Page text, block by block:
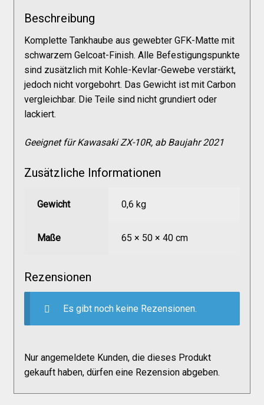
Mein Konto
Allgemeine Geschäftsbedingungen
FAQs
Versandkosten
Widerruf
Zahlungsarten
Beschreibung
Komplette Tankhaube aus gewebter GFK-Matte mit
schwarzem Gelcoat-Finish. Alle Befestigungspunkte
sind zusätzlich mit Kohle-Kevlar-Gewebe verstärkt,
jedoch nicht vorgebohrt. Das Gewicht ist mit Carbon
vergleichbar. Die Teile sind nicht grundiert oder
lackiert.
Geeignet für Kawasaki ZX-10R, ab Baujahr 2021
Zusätzliche Informationen
Gewicht 0,6 kg
Maße 65 × 50 × 40 cm
Rezensionen
Es gibt noch keine Rezensionen.
Nur angemeldete Kunden, die dieses Produkt
gekauft haben, dürfen eine Rezension abgeben.